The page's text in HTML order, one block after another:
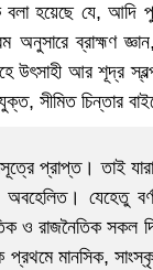
হয়েছে যে, আদি
ব্রাহ্মণ
উৎসাহী আর শূদ্র
সীমিত চিন্তার
প্রাপ্ত। তাই
অবহেলিত। যেহেতু
ও রাজনৈতিক সকল
প্রথমে মানসিক,